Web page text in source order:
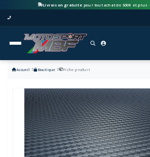
Livraison gratuite pour tout achat de 500$ et plus ·
Accueil Boutique Fiche produit